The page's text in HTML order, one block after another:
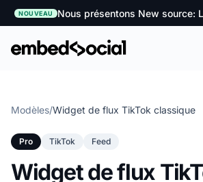
NOUVEAU Nous présentons New source:
Modèles/Widget de flux TikTok classique
Pro TikTok Feed
Widget de flux